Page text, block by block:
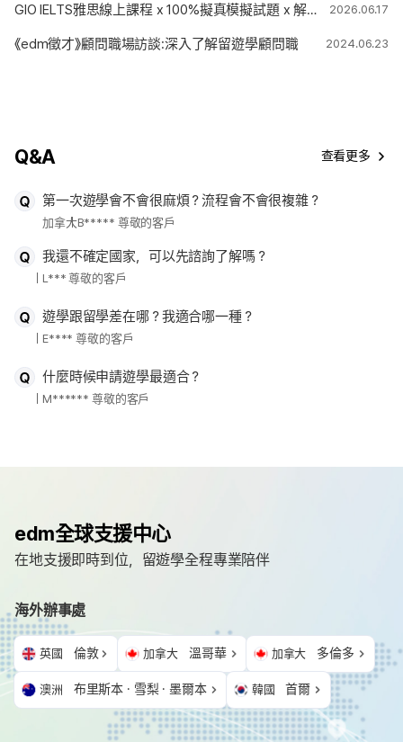
GIO IELTS雅思線上課程 x 100%擬真模擬試題 x 解題技巧 2026.06.17
《edm徵才》顧問職場訪談:深入了解留遊學顧問職 2024.06.23
Q&A 查看更多
第一次遊學會不會很麻煩？流程會不會很複雜？
加拿大B***** 尊敬的客戶
我還不確定國家，可以先諮詢了解嗎？
L*** 尊敬的客戶
遊學跟留學差在哪？我適合哪一種？
E**** 尊敬的客戶
什麼時候申請遊學最適合？
M****** 尊敬的客戶
edm全球支援中心
在地支援即時到位，留遊學全程專業陪伴
海外辦事處
英國 倫敦 加拿大 溫哥華 加拿大 多倫多
澳洲 布里斯本 · 雪梨 · 墨爾本 韓國 首爾